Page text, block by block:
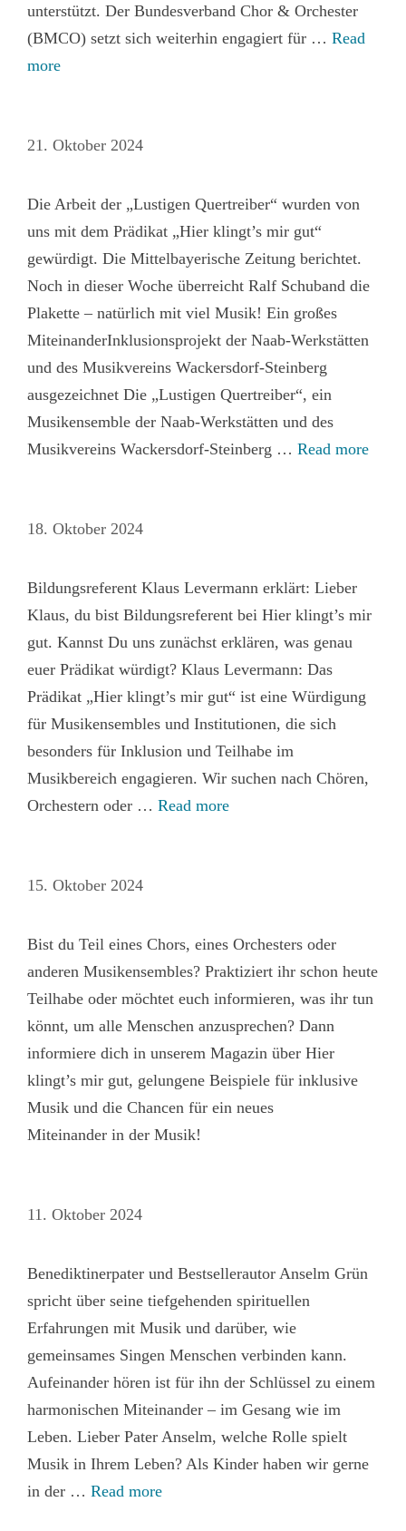
unterstützt. Der Bundesverband Chor & Orchester
(BMCO) setzt sich weiterhin engagiert für … Read
more
21. Oktober 2024
Die Arbeit der „Lustigen Quertreiber“ wurden von
uns mit dem Prädikat „Hier klingt’s mir gut“
gewürdigt. Die Mittelbayerische Zeitung berichtet.
Noch in dieser Woche überreicht Ralf Schuband die
Plakette – natürlich mit viel Musik! Ein großes
MiteinanderInklusionsprojekt der Naab-Werkstätten
und des Musikvereins Wackersdorf-Steinberg
ausgezeichnet Die „Lustigen Quertreiber“, ein
Musikensemble der Naab-Werkstätten und des
Musikvereins Wackersdorf-Steinberg … Read more
18. Oktober 2024
Bildungsreferent Klaus Levermann erklärt: Lieber
Klaus, du bist Bildungsreferent bei Hier klingt’s mir
gut. Kannst Du uns zunächst erklären, was genau
euer Prädikat würdigt? Klaus Levermann: Das
Prädikat „Hier klingt’s mir gut“ ist eine Würdigung
für Musikensembles und Institutionen, die sich
besonders für Inklusion und Teilhabe im
Musikbereich engagieren. Wir suchen nach Chören,
Orchestern oder … Read more
15. Oktober 2024
Bist du Teil eines Chors, eines Orchesters oder
anderen Musikensembles? Praktiziert ihr schon heute
Teilhabe oder möchtet euch informieren, was ihr tun
könnt, um alle Menschen anzusprechen? Dann
informiere dich in unserem Magazin über Hier
klingt’s mir gut, gelungene Beispiele für inklusive
Musik und die Chancen für ein neues
Miteinander in der Musik!
11. Oktober 2024
Benediktinerpater und Bestsellerautor Anselm Grün
spricht über seine tiefgehenden spirituellen
Erfahrungen mit Musik und darüber, wie
gemeinsames Singen Menschen verbinden kann.
Aufeinander hören ist für ihn der Schlüssel zu einem
harmonischen Miteinander – im Gesang wie im
Leben. Lieber Pater Anselm, welche Rolle spielt
Musik in Ihrem Leben? Als Kinder haben wir gerne
in der … Read more